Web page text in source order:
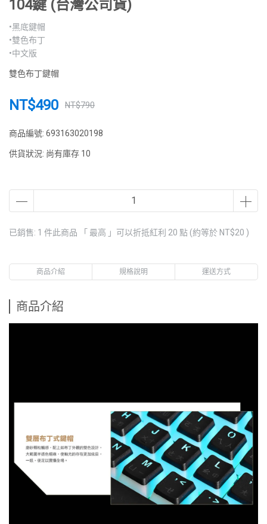
104鍵 (台灣公司貨)
•黑底鍵帽
•雙色布丁
•中文版
雙色布丁鍵帽
NT$490 NT$790
商品編號:693163020198
供貨狀況: 尚有庫存 10
已銷售: 1 件此商品 「 最高 」可以折抵紅利 20 點 (約等於NT$20)
商品介紹 規格說明 運送方式
商品介紹